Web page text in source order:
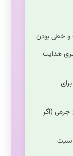
خطی بودن
هدایت
(اگر